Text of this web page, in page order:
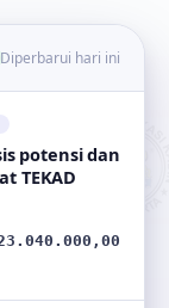
Diperbarui hari ini
potensi dan
TEKAD